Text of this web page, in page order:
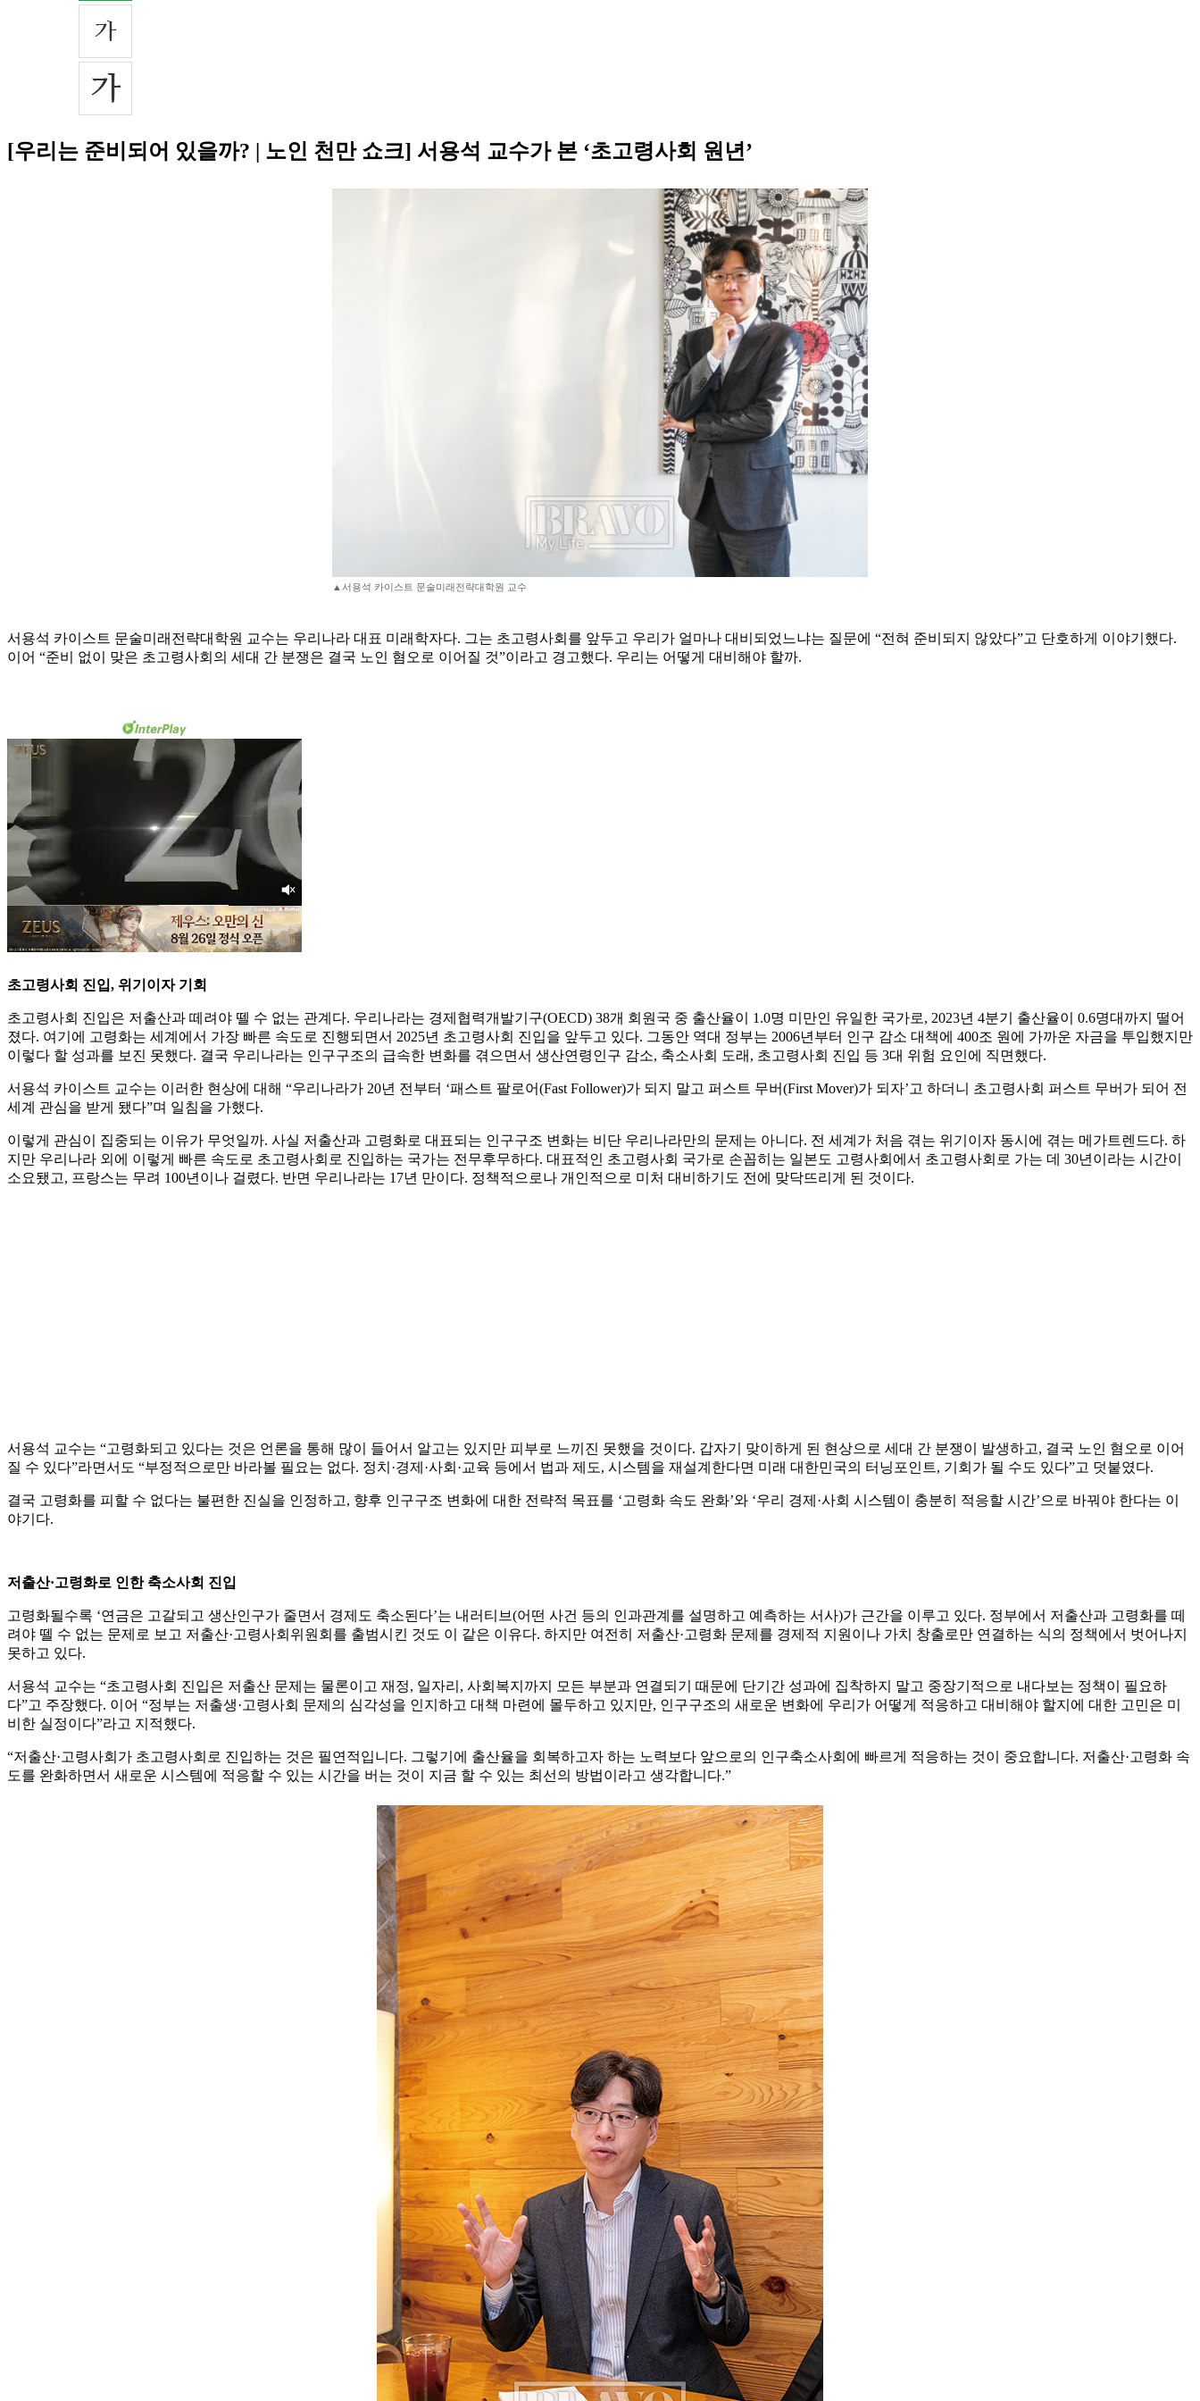
[우리는 준비되어 있을까? | 노인 천만 쇼크] 서용석 교수가 본 ‘초고령사회 원년’
▲서용석 카이스트 문술미래전략대학원 교수
서용석 카이스트 문술미래전략대학원 교수는 우리나라 대표 미래학자다. 그는 초고령사회를 앞두고 우리가 얼마나 대비되었느냐는 질문에 “전혀 준비되지 않았다”고 단호하게 이야기했다.
이어 “준비 없이 맞은 초고령사회의 세대 간 분쟁은 결국 노인 혐오로 이어질 것”이라고 경고했다. 우리는 어떻게 대비해야 할까.
초고령사회 진입, 위기이자 기회
초고령사회 진입은 저출산과 떼려야 뗄 수 없는 관계다. 우리나라는 경제협력개발기구(OECD) 38개 회원국 중 출산율이 1.0명 미만인 유일한 국가로, 2023년 4분기 출산율이 0.6명대까지 떨어
졌다. 여기에 고령화는 세계에서 가장 빠른 속도로 진행되면서 2025년 초고령사회 진입을 앞두고 있다. 그동안 역대 정부는 2006년부터 인구 감소 대책에 400조 원에 가까운 자금을 투입했지만
이렇다 할 성과를 보진 못했다. 결국 우리나라는 인구구조의 급속한 변화를 겪으면서 생산연령인구 감소, 축소사회 도래, 초고령사회 진입 등 3대 위험 요인에 직면했다.
서용석 카이스트 교수는 이러한 현상에 대해 “우리나라가 20년 전부터 ‘패스트 팔로어(Fast Follower)가 되지 말고 퍼스트 무버(First Mover)가 되자’고 하더니 초고령사회 퍼스트 무버가 되어 전
세계 관심을 받게 됐다”며 일침을 가했다.
이렇게 관심이 집중되는 이유가 무엇일까. 사실 저출산과 고령화로 대표되는 인구구조 변화는 비단 우리나라만의 문제는 아니다. 전 세계가 처음 겪는 위기이자 동시에 겪는 메가트렌드다. 하
지만 우리나라 외에 이렇게 빠른 속도로 초고령사회로 진입하는 국가는 전무후무하다. 대표적인 초고령사회 국가로 손꼽히는 일본도 고령사회에서 초고령사회로 가는 데 30년이라는 시간이
소요됐고, 프랑스는 무려 100년이나 걸렸다. 반면 우리나라는 17년 만이다. 정책적으로나 개인적으로 미처 대비하기도 전에 맞닥뜨리게 된 것이다.
서용석 교수는 “고령화되고 있다는 것은 언론을 통해 많이 들어서 알고는 있지만 피부로 느끼진 못했을 것이다. 갑자기 맞이하게 된 현상으로 세대 간 분쟁이 발생하고, 결국 노인 혐오로 이어
질 수 있다”라면서도 “부정적으로만 바라볼 필요는 없다. 정치·경제·사회·교육 등에서 법과 제도, 시스템을 재설계한다면 미래 대한민국의 터닝포인트, 기회가 될 수도 있다”고 덧붙였다.
결국 고령화를 피할 수 없다는 불편한 진실을 인정하고, 향후 인구구조 변화에 대한 전략적 목표를 ‘고령화 속도 완화’와 ‘우리 경제·사회 시스템이 충분히 적응할 시간’으로 바꿔야 한다는 이
야기다.
저출산·고령화로 인한 축소사회 진입
고령화될수록 ‘연금은 고갈되고 생산인구가 줄면서 경제도 축소된다’는 내러티브(어떤 사건 등의 인과관계를 설명하고 예측하는 서사)가 근간을 이루고 있다. 정부에서 저출산과 고령화를 떼
려야 뗄 수 없는 문제로 보고 저출산·고령사회위원회를 출범시킨 것도 이 같은 이유다. 하지만 여전히 저출산·고령화 문제를 경제적 지원이나 가치 창출로만 연결하는 식의 정책에서 벗어나지
못하고 있다.
서용석 교수는 “초고령사회 진입은 저출산 문제는 물론이고 재정, 일자리, 사회복지까지 모든 부분과 연결되기 때문에 단기간 성과에 집착하지 말고 중장기적으로 내다보는 정책이 필요하
다”고 주장했다. 이어 “정부는 저출생·고령사회 문제의 심각성을 인지하고 대책 마련에 몰두하고 있지만, 인구구조의 새로운 변화에 우리가 어떻게 적응하고 대비해야 할지에 대한 고민은 미
비한 실정이다”라고 지적했다.
“저출산·고령사회가 초고령사회로 진입하는 것은 필연적입니다. 그렇기에 출산율을 회복하고자 하는 노력보다 앞으로의 인구축소사회에 빠르게 적응하는 것이 중요합니다. 저출산·고령화 속
도를 완화하면서 새로운 시스템에 적응할 수 있는 시간을 버는 것이 지금 할 수 있는 최선의 방법이라고 생각합니다.”